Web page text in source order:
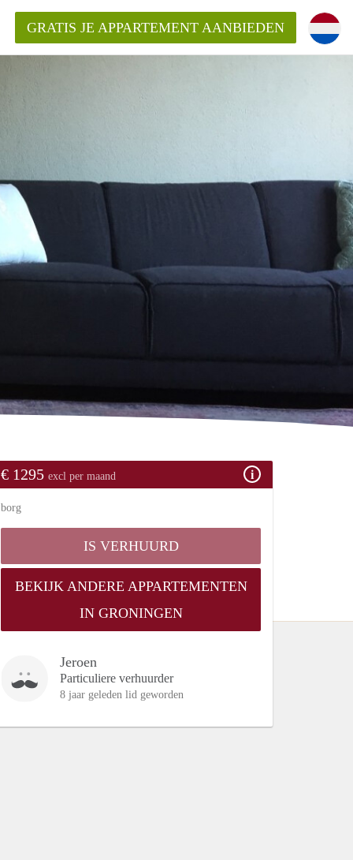
GRATIS JE APPARTEMENT AANBIEDEN
€ 1295 excl per maand
borg
IS VERHUURD
BEKIJK ANDERE APPARTEMENTEN
IN GRONINGEN
Jeroen
Particuliere verhuurder
8 jaar geleden lid geworden